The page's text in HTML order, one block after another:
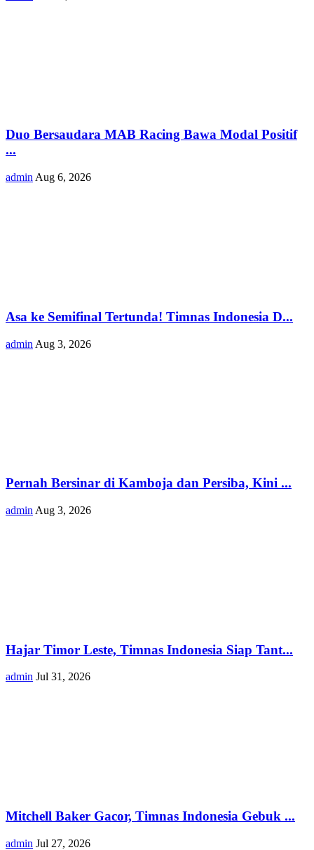
Duo Bersaudara MAB Racing Bawa Modal Positif
...
admin Aug 6, 2026
Asa ke Semifinal Tertunda! Timnas Indonesia D...
admin Aug 3, 2026
Pernah Bersinar di Kamboja dan Persiba, Kini ...
admin Aug 3, 2026
Hajar Timor Leste, Timnas Indonesia Siap Tant...
admin Jul 31, 2026
Mitchell Baker Gacor, Timnas Indonesia Gebuk ...
admin Jul 27, 2026